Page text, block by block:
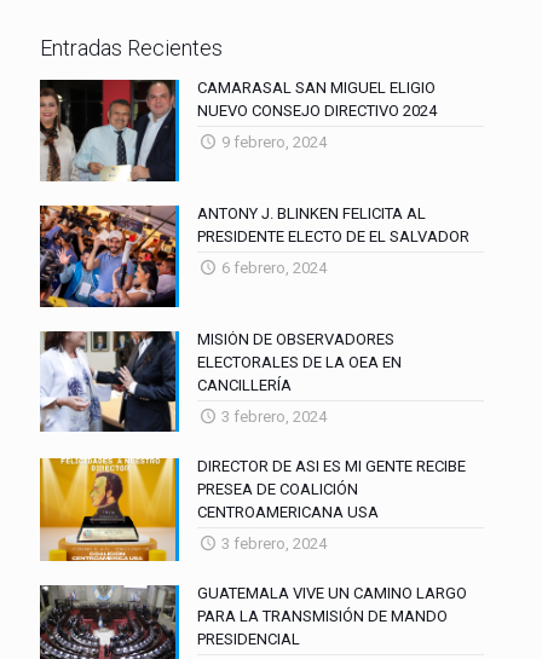
Entradas Recientes
CAMARASAL SAN MIGUEL ELIGIO
NUEVO CONSEJO DIRECTIVO 2024
9 febrero, 2024
ANTONY J. BLINKEN FELICITA AL
PRESIDENTE ELECTO DE EL SALVADOR
6 febrero, 2024
MISIÓN DE OBSERVADORES
ELECTORALES DE LA OEA EN
CANCILLERÍA
3 febrero, 2024
DIRECTOR DE ASI ES MI GENTE RECIBE
PRESEA DE COALICIÓN
CENTROAMERICANA USA
3 febrero, 2024
GUATEMALA VIVE UN CAMINO LARGO
PARA LA TRANSMISIÓN DE MANDO
PRESIDENCIAL